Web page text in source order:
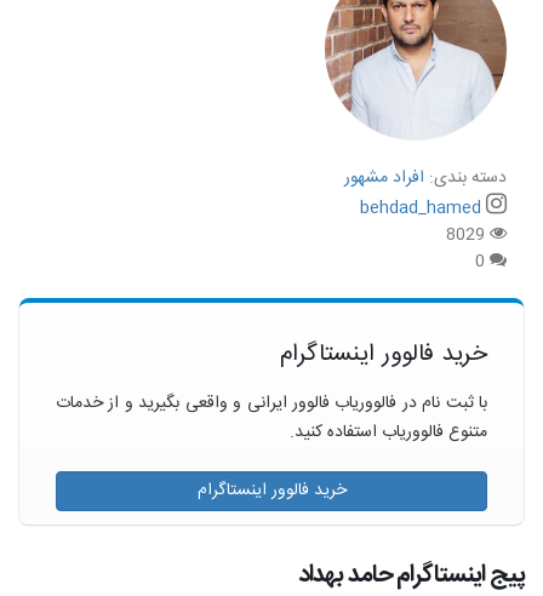
دسته بندی: افراد مشهور
behdad_hamed
خرید فالوور اینستاگرام
با ثبت نام در فالووریاب فالوور ایرانی و واقعی بگیرید و از خدمات
متنوع فالووریاب استفاده کنید.
خرید فالوور اینستاگرام
پیج اینستاگرام حامد بهداد